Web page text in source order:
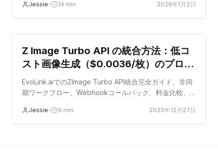
Jessie• 14 min 2026年1月2日
コストの最適化
Z Image Turbo API の統合方法：低コ
スト画像生成（$0.0036/枚）のプロダ
クション・ガイド
EvoLink.aiでのZImage Turbo API統合完全ガイド。非同
期ワークフロー、Webhookコールバック、料金比較、
す。Jessie• 9 min 2025年12月27日